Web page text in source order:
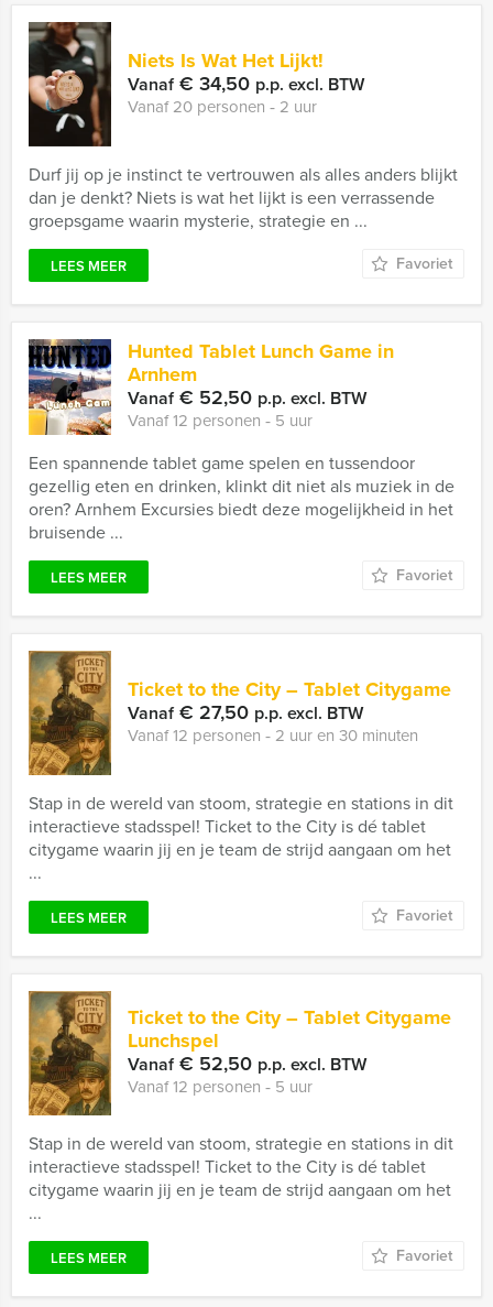
Niets Is Wat Het Lijkt!
Vanaf€ 34,50 p.p. excl. BTW
Vanaf 20 personen ‐ 2 uur
Durf jij op je instinct te vertrouwen als alles anders blijkt
dan je denkt? Niets is wat het lijkt is een verrassende
groepsgame waarin mysterie, strategie en ...
LEES MEER Favoriet
Hunted Tablet Lunch Game in
Arnhem
Vanaf€ 52,50 p.p. excl. BTW
Vanaf 12 personen ‐ 5 uur
Een spannende tablet game spelen en tussendoor
gezellig eten en drinken, klinkt dit niet als muziek in de
oren? Arnhem Excursies biedt deze mogelijkheid in het
bruisende ...
LEES MEER Favoriet
Ticket to the City – Tablet Citygame
Vanaf€ 27,50 p.p. excl. BTW
Vanaf 12 personen ‐ 2 uur en 30 minuten
Stap in de wereld van stoom, strategie en stations in dit
interactieve stadsspel! Ticket to the City is dé tablet
citygame waarin jij en je team de strijd aangaan om het
...
LEES MEER Favoriet
Ticket to the City – Tablet Citygame
Lunchspel
Vanaf€ 52,50 p.p. excl. BTW
Vanaf 12 personen ‐ 5 uur
Stap in de wereld van stoom, strategie en stations in dit
interactieve stadsspel! Ticket to the City is dé tablet
citygame waarin jij en je team de strijd aangaan om het
...
LEES MEER Favoriet